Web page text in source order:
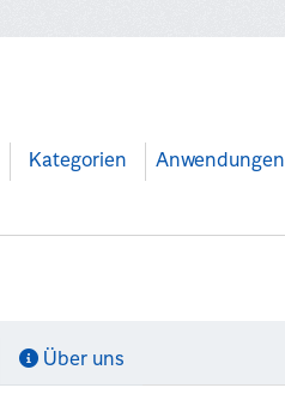
Kategorien Anwendungen
Über uns